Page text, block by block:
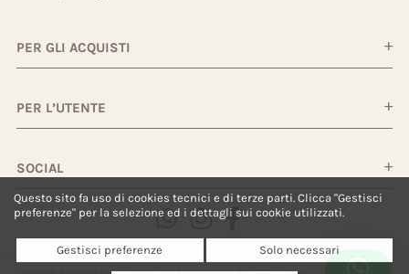
PER GLI ACQUISTI
PER L’UTENTE
SOCIAL
Questo sito fa uso di cookies tecnici e di terze parti. Clicca "Gestisci
preferenze" per la selezione ed i dettagli sui cookie utilizzati.
Gestisci preferenze Solo necessari